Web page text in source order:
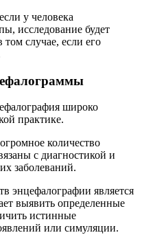
у человека
исследование будет
случае, если его
широко
практике.
количество
с диагностикой и
заболеваний.
энцефалографии является
выявить определенные
истинные
или симуляции.